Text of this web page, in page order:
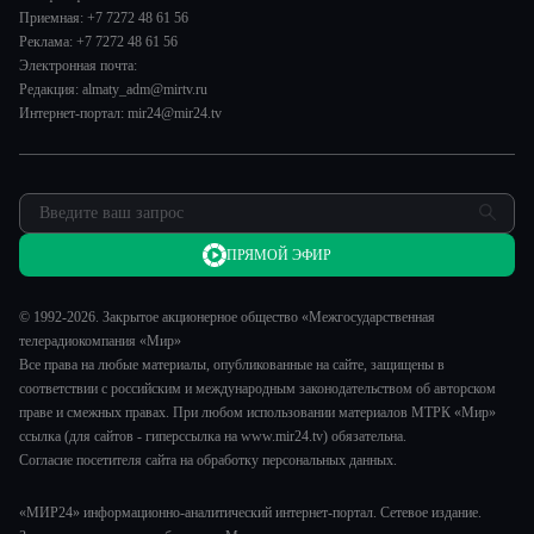
Культура
Пять причин поехать в...
Сделано в Содружестве
Пресса о нас
Карьера
Реклама
Обратная связь
Приемная: +7 7272 48 61 56
Реклама: +7 7272 48 61 56
Электронная почта:
Редакция: almaty_adm@mirtv.ru
Интернет-портал: mir24@mir24.tv
© 1992-2026. Закрытое акционерное общество «Межгосударственная
телерадиокомпания «Мир»
Все права на любые материалы, опубликованные на сайте, защищены в
соответствии с российским и международным законодательством об авторском
праве и смежных правах. При любом использовании материалов МТРК «Мир»
ссылка (для сайтов - гиперссылка на www.mir24.tv) обязательна.
Согласие посетителя сайта на обработку персональных данных.
«МИР24» информационно-аналитический интернет-портал. Сетевое издание.
ПРЯМОЙ ЭФИР